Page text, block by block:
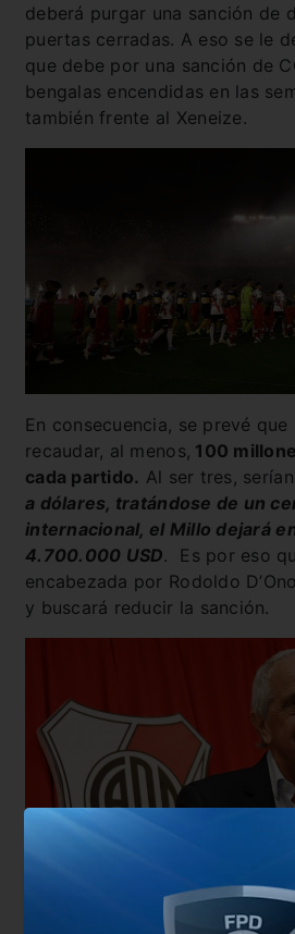
deberá purgar una sanción de
puertas cerradas. A eso se le
que debe por una sanción de
bengalas encendidas en las
también frente al Xeneize.
En consecuencia, se prevé
recaudar, al menos, 100
cada partido. Al ser tres,
a dólares, tratándose de un
internacional, el Millo dejará
4.700.000 USD. Es por eso
encabezada por Rodoldo
y buscará reducir la sanción.